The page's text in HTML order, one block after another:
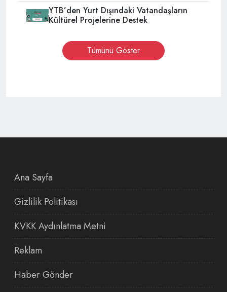
YTB’den Yurt Dışındaki Vatandaşların
Kültürel Projelerine Destek
Tümünü Göster
Ana Sayfa
Gizlilik Politikası
KVKK Aydınlatma Metni
Reklam
Haber Gönder